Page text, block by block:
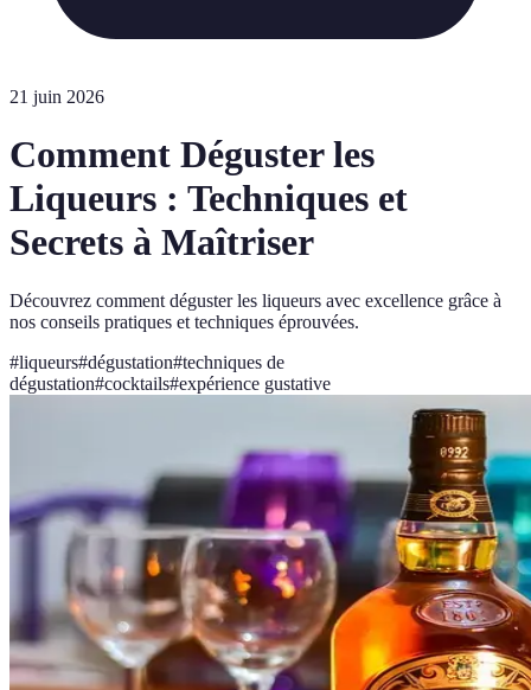
21 juin 2026
Comment Déguster les
Liqueurs : Techniques et
Secrets à Maîtriser
Découvrez comment déguster les liqueurs avec excellence grâce à
nos conseils pratiques et techniques éprouvées.
#liqueurs#dégustation#techniques de
dégustation#cocktails#expérience gustative